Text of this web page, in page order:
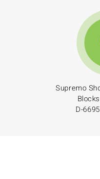
Supremo
D-